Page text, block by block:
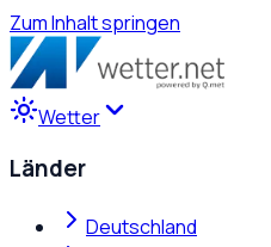
Zum Inhalt springen
Wetter
Länder
Deutschland